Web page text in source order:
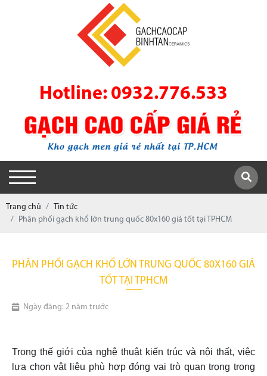
Hotline: 0932.776.533
Trang chủ
Tin tức
Phân phối gạch khổ lớn trung quốc 80x160 giá tốt tại TPHCM
PHÂN PHỐI GẠCH KHỔ LỚN TRUNG QUỐC 80X160 GIÁ
TỐT TẠI TPHCM
Ngày đăng: 2 năm trước
Trong thế giới của nghệ thuật kiến trúc và nội thất, việc
lựa chọn vật liệu phù hợp đóng vai trò quan trọng trong